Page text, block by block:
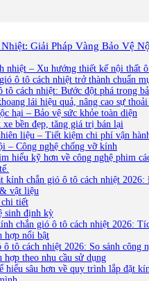
Giải Pháp Vàng Bảo Vệ
nhiệt – Xu hướng thiết kế nội thất
ô tô cách nhiệt trở thành chuẩn
cách nhiệt: Bước đột phá trong
lái hiệu quả, nâng cao sự
hại – Bảo vệ sức khỏe toàn diện
bền đẹp, tăng giá trị bán lại
liệu – Tiết kiệm chi phí vận
– Công nghệ chống vỡ kính
hiểu kỹ hơn về công nghệ phim
kính chắn gió ô tô cách nhiệt
vật liệu
chi tiết
sinh định kỳ
chắn gió ô tô cách nhiệt 2026:
hợp nổi bật
tô cách nhiệt 2026: So sánh công
theo nhu cầu sử dụng
sâu hơn về quy trình lắp đặt